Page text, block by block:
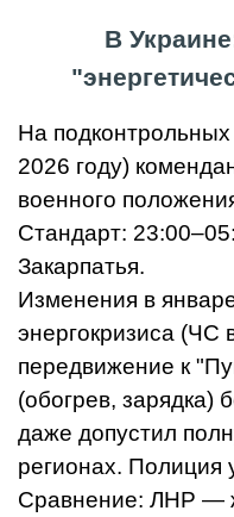
В
На
2026 году)
военного
Стандарт:
Закарпатья.
Изменения в
энергокризиса (ЧС
передвижение к
(обогрев, зарядка)
даже допустил
регионах. Полиция
Сравнение: ЛНР —